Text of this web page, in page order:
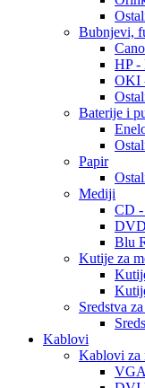
Bubnjevi,
HP -
OKI
Baterije i
Papir
Mediji
CD
Blu
Kutije za
Sredstva
Kablovi
Kablovi za